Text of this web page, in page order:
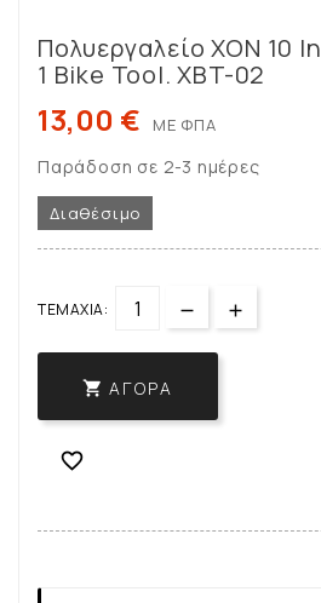
Πολυεργαλείο XON 10 In
1 Bike Tool. XBT-02
13,00 € ΜΕ ΦΠΑ
Παράδοση σε 2-3 ημέρες
Διαθέσιμο
ΤΕΜΆΧΙΑ:
 ΑΓΟΡΆ
